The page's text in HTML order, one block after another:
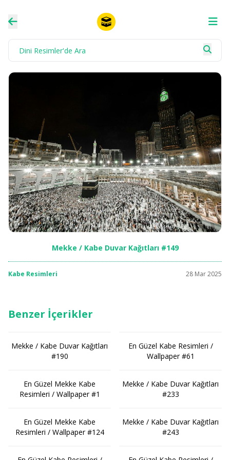
Mekke / Kabe Duvar Kağıtları #149
Kabe Resimleri 28 Mar 2025
Benzer İçerikler
Mekke / Kabe Duvar Kağıtları
#190
En Güzel Mekke Kabe
Resimleri / Wallpaper #1
En Güzel Mekke Kabe
Resimleri / Wallpaper #124
En Güzel Kabe Resimleri /
Wallpaper #61
Mekke / Kabe Duvar Kağıtları
#233
Mekke / Kabe Duvar Kağıtları
#243